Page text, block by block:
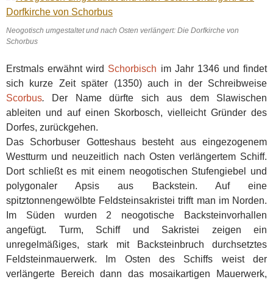
Neogotisch umgestaltet und nach Osten verlängert: Die Dorfkirche von
Schorbus
Erstmals erwähnt wird Schorbisch im Jahr 1346 und findet
sich kurze Zeit später (1350) auch in der Schreibweise
Scorbus. Der Name dürfte sich aus dem Slawischen
ableiten und auf einen Skorbosch, vielleicht Gründer des
Dorfes, zurückgehen.
Das Schorbuser Gotteshaus besteht aus eingezogenem
Westturm und neuzeitlich nach Osten verlängertem Schiff.
Dort schließt es mit einem neogotischen Stufengiebel und
polygonaler Apsis aus Backstein. Auf eine
spitztonnengewölbte Feldsteinsakristei trifft man im Norden.
Im Süden wurden 2 neogotische Backsteinvorhallen
angefügt. Turm, Schiff und Sakristei zeigen ein
unregelmäßiges, stark mit Backsteinbruch durchsetztes
Feldsteinmauerwerk. Im Osten des Schiffs weist der
verlängerte Bereich dann das mosaikartigen Mauerwerk,